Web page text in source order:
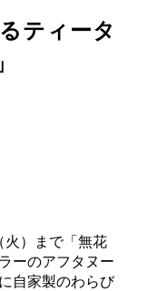
ティータ
火）まで「無花
ーのアフタヌー
自家製のわらび